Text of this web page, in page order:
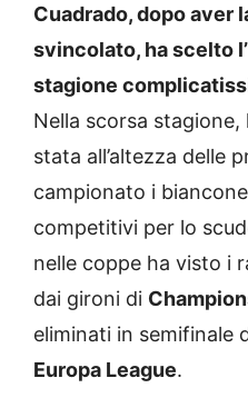
Cuadrado, dopo aver
svincolato, ha scelto
stagione
Nella scorsa stagione,
stata all’altezza delle
campionato i
competitivi per lo
nelle coppe ha visto i
dai gironi di
eliminati in semifinale
Europa League.